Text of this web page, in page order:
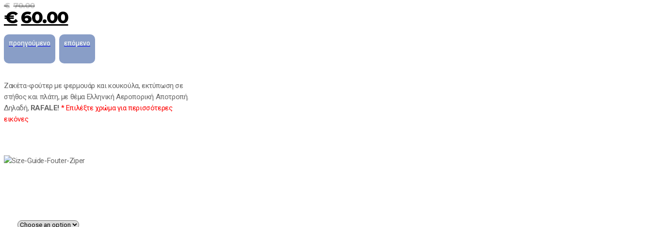
€ 70.00
€60.00
Ζακέτα-φούτερ με φερμουάρ και κουκούλα, εκτύπωση σε
στήθος και πλάτη, με θέμα Ελληνική Αεροπορική Αποτροπή.
Δηλαδή, RAFALE! * Eπιλέξτε χρώμα για περισσότερες
εικόνες